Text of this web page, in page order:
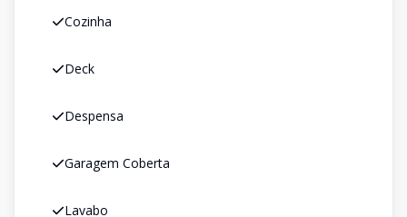
Cozinha
Deck
Despensa
Garagem Coberta
Lavabo